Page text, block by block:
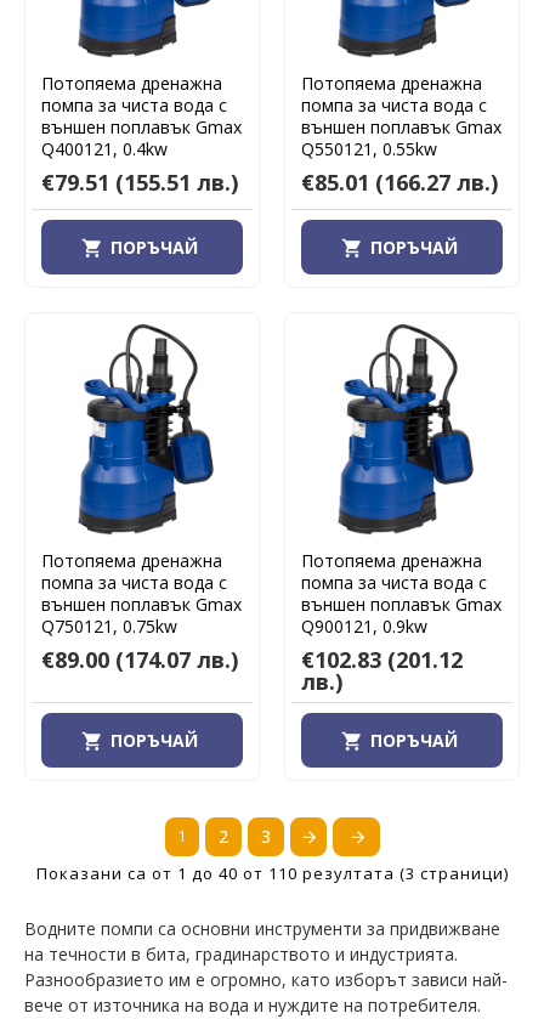
Водните помпи са основни инструменти за придвижване
на течности в бита, градинарството и индустрията.
Разнообразието им е огромно, като изборът зависи най-
вече от източника на вода и нуждите на потребителя.
Потопяема дренажна
помпа за чиста вода с
външен поплавък Gmax
Q400121, 0.4kw
€79.51 (155.51 лв.)
ПОРЪЧАЙ
Потопяема дренажна
помпа за чиста вода с
външен поплавък Gmax
Q550121, 0.55kw
€85.01 (166.27 лв.)
ПОРЪЧАЙ
Потопяема дренажна
помпа за чиста вода с
външен поплавък Gmax
Q750121, 0.75kw
€89.00 (174.07 лв.)
ПОРЪЧАЙ
Потопяема дренажна
помпа за чиста вода с
външен поплавък Gmax
Q900121, 0.9kw
€102.83 (201.12
лв.)
ПОРЪЧАЙ
1 2 3
Показани са от 1 до 40 от 110 резултата (3 страници)